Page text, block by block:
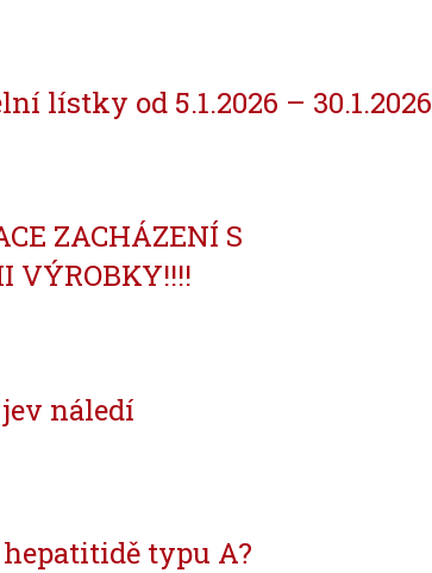
lístky od 5.1.2026 – 30.1.2026
ZACHÁZENÍ S
VÝROBKY!!!!
náledí
typu A?